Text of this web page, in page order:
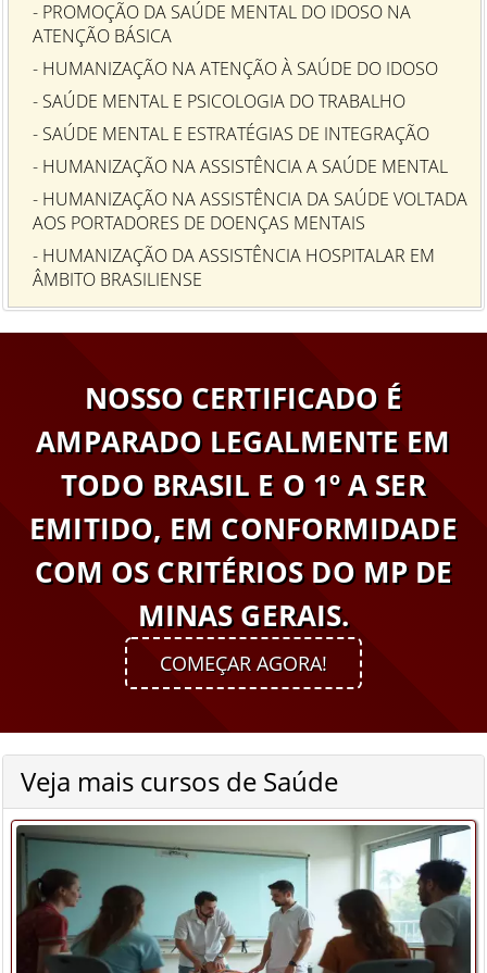
- PROMOÇÃO DA SAÚDE MENTAL DO IDOSO NA
ATENÇÃO BÁSICA
- HUMANIZAÇÃO NA ATENÇÃO À SAÚDE DO IDOSO
- SAÚDE MENTAL E PSICOLOGIA DO TRABALHO
- SAÚDE MENTAL E ESTRATÉGIAS DE INTEGRAÇÃO
- HUMANIZAÇÃO NA ASSISTÊNCIA A SAÚDE MENTAL
- HUMANIZAÇÃO NA ASSISTÊNCIA DA SAÚDE VOLTADA
AOS PORTADORES DE DOENÇAS MENTAIS
- HUMANIZAÇÃO DA ASSISTÊNCIA HOSPITALAR EM
ÂMBITO BRASILIENSE
NOSSO CERTIFICADO É
AMPARADO LEGALMENTE EM
TODO BRASIL E O 1º A SER
EMITIDO, EM CONFORMIDADE
COM OS CRITÉRIOS DO MP DE
MINAS GERAIS.
COMEÇAR AGORA!
Veja mais cursos de Saúde